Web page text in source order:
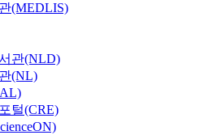
(MEDLIS)
관(NLD)
(NL)
털(CRE)